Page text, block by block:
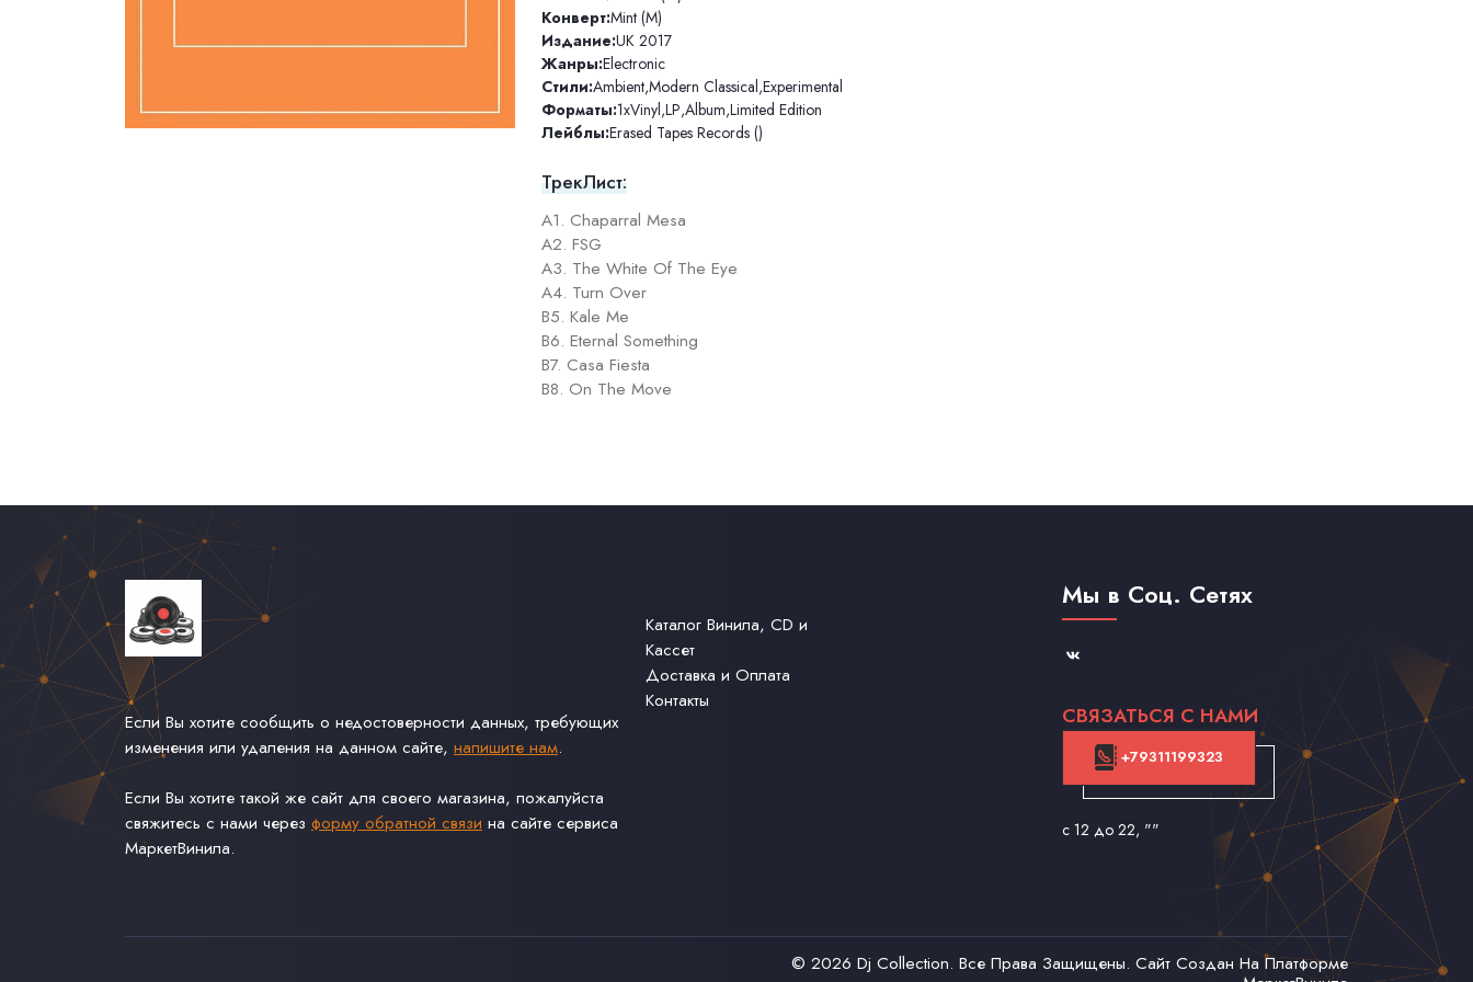
Конверт:Mint (M)
Издание:UK 2017
Жанры:Electronic
Стили:Ambient,Modern Classical,Experimental
Форматы:1xVinyl,LP,Album,Limited Edition
Лейблы:Erased Tapes Records ()
ТрекЛист:
A1. Chaparral Mesa
A2. FSG
A3. The White Of The Eye
A4. Turn Over
B5. Kale Me
B6. Eternal Something
B7. Casa Fiesta
B8. On The Move
Если Вы хотите сообщить о недостоверности данных, требующих
изменения или удаления на данном сайте, напишите нам.
Если Вы хотите такой же сайт для своего магазина, пожалуйста
свяжитесь с нами через форму обратной связи на сайте сервиса
МаркетВинила.
Каталог Винила, CD и
Кассет
Доставка и Оплата
Контакты
Мы в Соц. Сетях
СВЯЗАТЬСЯ С НАМИ
+79311199323
с 12 до 22, ""
© 2026 Dj Collection. Все Права Защищены. Сайт Создан На Платформе